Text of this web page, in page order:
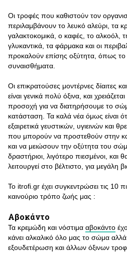
Οι τροφές που καθιστούν τον
περιλαμβάνουν το λευκό αλεύρι, τα
γαλακτοκομικά, ο καφές, το αλκοόλ,
γλυκαντικά, τα φάρμακα και οι
προκαλούν επίσης οξύτητα, όπως το
συναισθήματα.
Οι επικρατούσες μοντέρνες δίαιτες
είναι γενικά πολύ όξινα, και
προσοχή για να διατηρήσουμε το
κατάσταση. Τα καλά νέα όμως είναι
εξαιρετικά γευστικών, υγιεινών και
που μπορούν να προστεθούν στην
και να μειώσουν την οξύτητα του
δραστήριοι, λιγότερο πιεσμένοι,
λειτουργεί στο βέλτιστο, για μεγάλη
Το itrofi.gr έχει συγκεντρώσει τις 10
καινούριο τρόπο ζωής μας :
Αβοκάντο
Τα κρεμώδη και νόστιμα αβοκάντο
κάνει αλκαλικό όλο μας το σώμα
εξουδετέρωση και άλλων όξινων